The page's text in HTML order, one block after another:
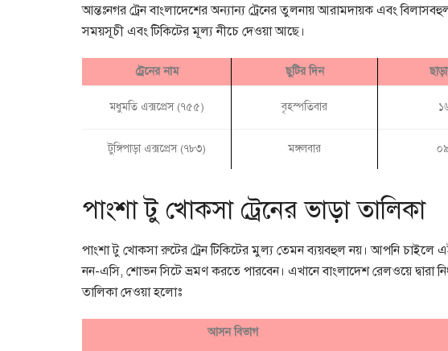
আন্তঃনগর ট্রেন বাংলাদেশের অন্যান্য ট্রেনের তুলনায় আরামদায়ক এবং
সময়সূচী এবং টিকিটের মূল্য নীচে দেওয়া আছে।
ট্রেনের নাম ছুটির দিন
মধুমতি এক্সপ্রেস (৭৫৫) বৃহস্পতিবার
টুঙ্গিপাড়া এক্সপ্রেস (৭৮৩) মঙ্গলবার
পাংশা টু খোকসা ট্রেনের ভাড়া তালিকা
পাংশা টু খোকসা রুটের ট্রেন টিকিটের মুল্য তেমন ব্যয়বহুল নয়। আপনি চাইলে
নন-এসি, শোভন সিটে ভ্রমণ করতে পারবেন। এখানে বাংলাদেশ রেলওয়ে দ্বারা
তালিকা দেওয়া হলোঃ
আসন বিভাগ